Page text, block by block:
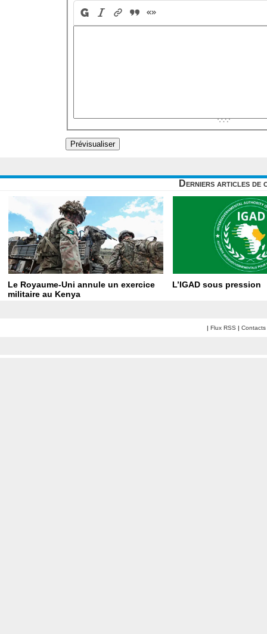
Derniers articles de
Le Royaume-Uni annule un exercice
militaire au Kenya
L’IGAD sous pression
| Flux RSS | Contacts